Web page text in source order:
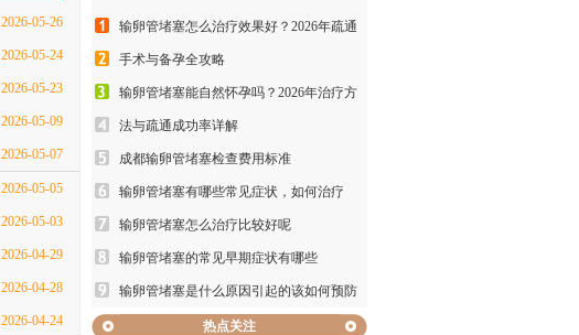
2026-05-26
2026-05-24
2026-05-23
2026-05-09
2026-05-07
2026-05-05
2026-05-03
2026-04-29
2026-04-28
2026-04-24
输卵管堵塞怎么治疗效果好？2026年疏通
手术与备孕全攻略
输卵管堵塞能自然怀孕吗？2026年治疗方
法与疏通成功率详解
成都输卵管堵塞检查费用标准
输卵管堵塞有哪些常见症状，如何治疗
输卵管堵塞怎么治疗比较好呢
输卵管堵塞的常见早期症状有哪些
输卵管堵塞是什么原因引起的该如何预防
输卵管堵塞的早期症状有哪些如何预防
热点关注